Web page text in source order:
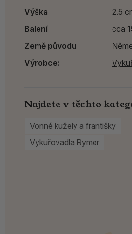
Výška
2.5
Balení
cca
Země původu
Výrobce:
Najdete v těchto
Vonné kužely a františky
Vykuřovadla Rymer